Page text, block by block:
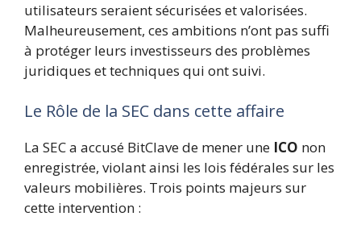
utilisateurs seraient sécurisées et valorisées.
Malheureusement, ces ambitions n’ont pas suffi
à protéger leurs investisseurs des problèmes
juridiques et techniques qui ont suivi.
Le Rôle de la SEC dans cette affaire
La SEC a accusé BitClave de mener une ICO non
enregistrée, violant ainsi les lois fédérales sur les
valeurs mobilières. Trois points majeurs sur
cette intervention :